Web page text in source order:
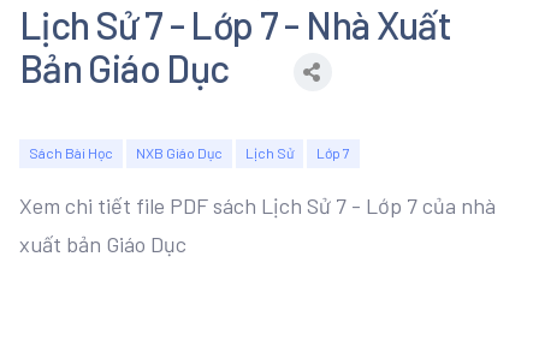
Lịch Sử 7 - Lớp 7 - Nhà Xuất
Bản Giáo Dục
Sách Bài Học NXB Giáo Dục Lịch Sử Lớp 7
Xem chi tiết file PDF sách Lịch Sử 7 - Lớp 7 của nhà
xuất bản Giáo Dục